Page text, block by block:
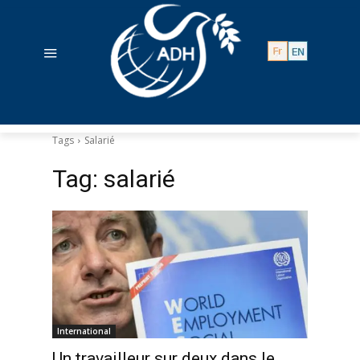
Tags Salarié
Tag: salarié
International